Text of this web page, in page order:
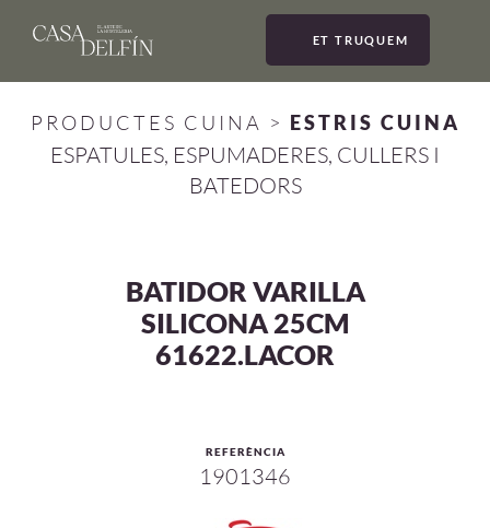
ET TRUQUEM
PRODUCTES CUINA > ESTRIS CUINA
ESPATULES, ESPUMADERES, CULLERS I
BATEDORS
BATIDOR VARILLA
SILICONA 25CM
61622.LACOR
REFERÈNCIA
1901346